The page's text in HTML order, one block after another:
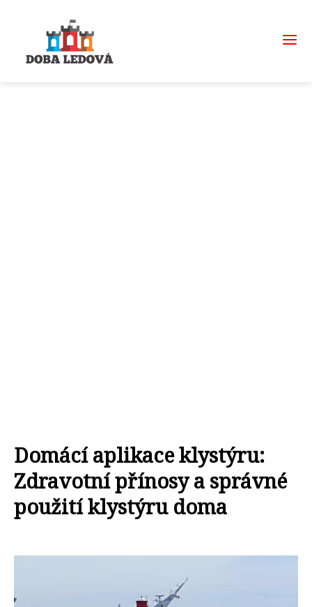
Domácí aplikace klystýru:
Zdravotní přínosy a správné
použití klystýru doma